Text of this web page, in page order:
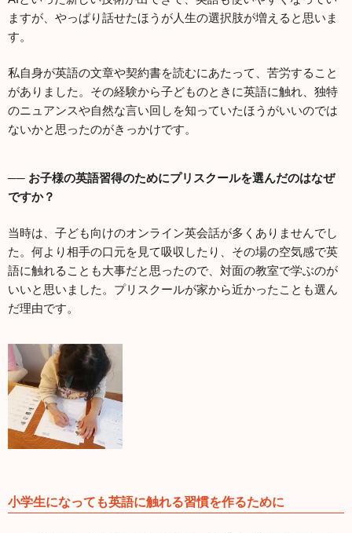
ますが、やっぱり話せたほうが人生の選択肢が増えると思いま
す。
私自身が英語の文章や契約書を読むにあたって、苦労すること
がありました。その経験から子どものときに英語に触れ、独特
のニュアンスや自然な言い回しを知っていたほうがいいのでは
ないかと思ったのがきっかけです。
── お子様の英語習得のためにプリスクールを選んだのはなぜ
ですか？
当時は、子ども向けのオンライン英会話が多くありませんでし
た。何より相手の口元を見て吸収したり、その場の空気感で英
語に触れることも大事だと思ったので、対面の教室で学ぶのが
いいと思いました。プリスクールが家から近かったことも選ん
だ理由です。
小学生になっても英語に触れる習慣を作るために